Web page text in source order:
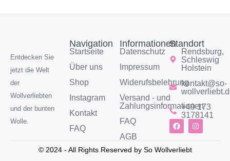
Entdecken Sie
jetzt die Welt
der
Wollverliebten
und der bunten
Wolle.
Navigation
Startseite
Über uns
Shop
Instagram
Kontakt
FAQ
Informationen
Datenschutz
Impressum
Widerufsbelehrung
Versand - und
Zahlungsinformationen
FAQ
AGB
Standort
Rendsburg,
Schleswig
Holstein
kontakt@so-
+49 173
3178141
© 2024 - All Rights Reserved by So Wollverliebt